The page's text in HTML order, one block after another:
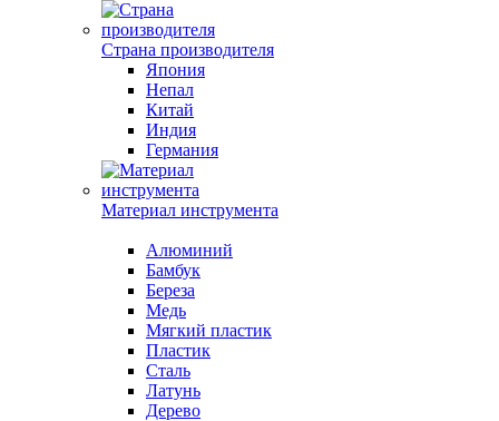
Страна производителя
Япония
Непал
Китай
Индия
Германия
Материал инструмента
Алюминий
Бамбук
Береза
Медь
Мягкий пластик
Пластик
Сталь
Латунь
Дерево